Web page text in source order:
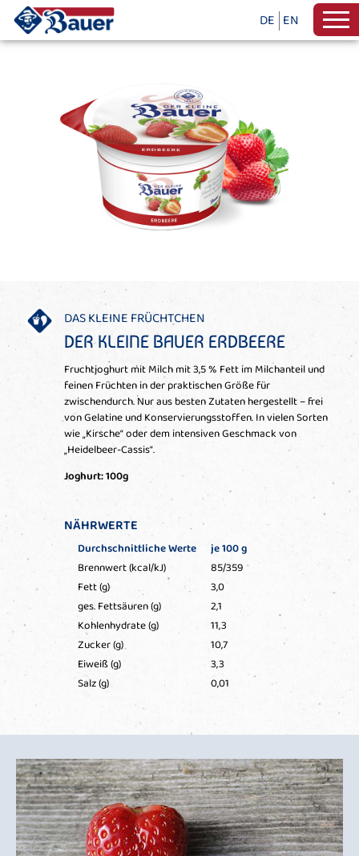
DE EN
DAS KLEINE FRÜCHTCHEN
DER KLEINE BAUER ERDBEERE
Fruchtjoghurt mit Milch mit 3,5 % Fett im Milchanteil und
feinen Früchten in der praktischen Größe für
zwischendurch. Nur aus besten Zutaten hergestellt – frei
von Gelatine und Konservierungsstoffen. In vielen Sorten
wie „Kirsche“ oder dem intensiven Geschmack von
„Heidelbeer-Cassis“.
Joghurt: 100g
NÄHRWERTE
Durchschnittliche Werte
je 100 g
Brennwert (kcal/kJ)
85/359
Fett (g)
3,0
ges. Fettsäuren (g)
2,1
Kohlenhydrate (g)
11,3
Zucker (g)
10,7
Eiweiß (g)
3,3
Salz (g)
0,01